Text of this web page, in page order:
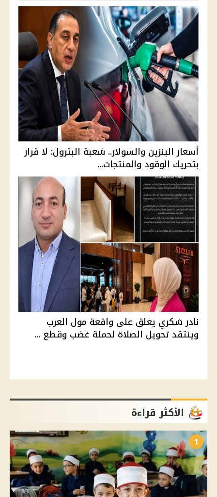
أسعار البنزين والسولار.. شعبة البترول: لا قرار
بتحريك الوقود والمنتجات...
نادر شكري يعلق على واقعة مول العرب
وينتقد تحويل الصلاة لحملة غضب وقطع ...
الأكثر قراءة
1